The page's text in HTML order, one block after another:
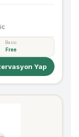
Basic
Free
Yap